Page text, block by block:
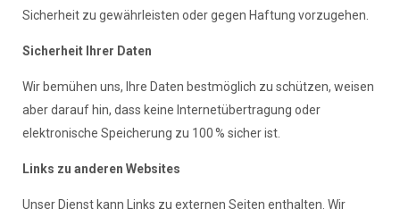
Sicherheit zu gewährleisten oder gegen Haftung vorzugehen.
Sicherheit Ihrer Daten
Wir bemühen uns, Ihre Daten bestmöglich zu schützen, weisen
aber darauf hin, dass keine Internetübertragung oder
elektronische Speicherung zu 100 % sicher ist.
Links zu anderen Websites
Unser Dienst kann Links zu externen Seiten enthalten. Wir